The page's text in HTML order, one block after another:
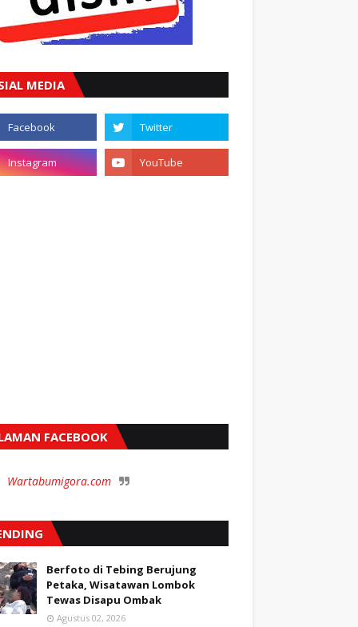
MEDIA
FACEBOOK
Wartabumigora.com
Berfoto di Tebing Berujung
Petaka, Wisatawan Lombok
Tewas Disapu Ombak
Agustus 02, 2026